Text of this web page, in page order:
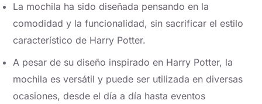
La mochila ha sido diseñada pensando en la
comodidad y la funcionalidad, sin sacrificar el estilo
característico de Harry Potter.
A pesar de su diseño inspirado en Harry Potter, la
mochila es versátil y puede ser utilizada en diversas
ocasiones, desde el día a día hasta eventos